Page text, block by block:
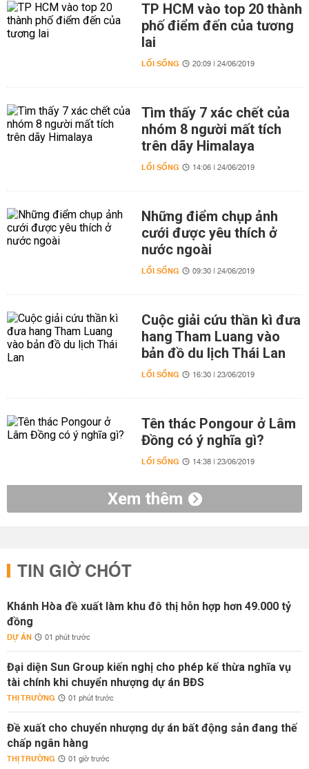
TP HCM vào top 20 thành
phố điểm đến của tương
lai
LỐI SỐNG 20:09 | 24/06/2019
Tìm thấy 7 xác chết của
nhóm 8 người mất tích
trên dãy Himalaya
LỐI SỐNG 14:06 | 24/06/2019
Những điểm chụp ảnh
cưới được yêu thích ở
nước ngoài
LỐI SỐNG 09:30 | 24/06/2019
Cuộc giải cứu thần kì đưa
hang Tham Luang vào
bản đồ du lịch Thái Lan
LỐI SỐNG 16:30 | 23/06/2019
Tên thác Pongour ở Lâm
Đồng có ý nghĩa gì?
LỐI SỐNG 14:38 | 23/06/2019
Xem thêm
TIN GIỜ CHÓT
Khánh Hòa đề xuất làm khu đô thị hỗn hợp hơn 49.000 tỷ
đồng
DỰ ÁN 01 phút trước
Đại diện Sun Group kiến nghị cho phép kế thừa nghĩa vụ
tài chính khi chuyển nhượng dự án BĐS
THỊ TRƯỜNG 01 phút trước
Đề xuất cho chuyển nhượng dự án bất động sản đang thế
chấp ngân hàng
THỊ TRƯỜNG 01 giờ trước